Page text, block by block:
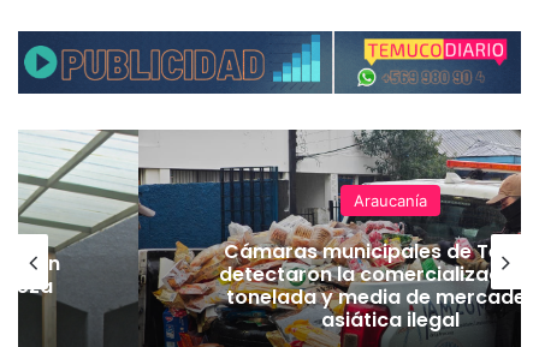
Araucanía
Cámaras municipales de
detectaron la comercialización
tonelada y media de
asiática ilegal